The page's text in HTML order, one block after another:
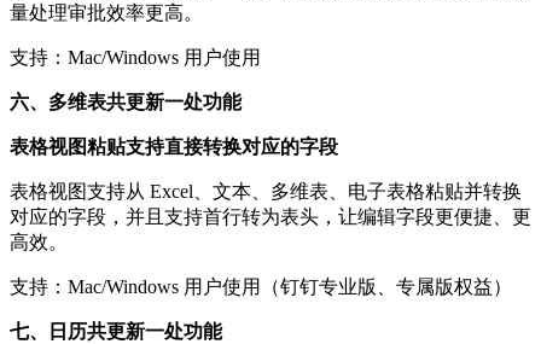
量处理审批效率更高。
支持：Mac/Windows 用户使用
六、多维表共更新一处功能
表格视图粘贴支持直接转换对应的字段
表格视图支持从 Excel、文本、多维表、电子表格粘贴并转换
对应的字段，并且支持首行转为表头，让编辑字段更便捷、更
高效。
支持：Mac/Windows 用户使用（钉钉专业版、专属版权益）
七、日历共更新一处功能